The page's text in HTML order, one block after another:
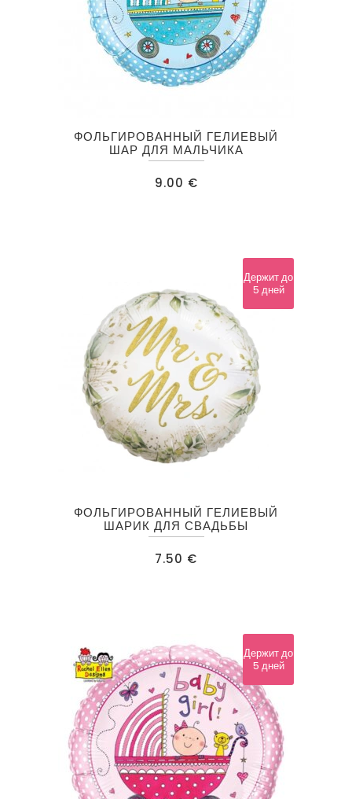
ФОЛЬГИРОВАННЫЙ ГЕЛИЕВЫЙ
ШАР ДЛЯ МАЛЬЧИКА
9.00 €
ФОЛЬГИРОВАННЫЙ ГЕЛИЕВЫЙ
ШАРИК ДЛЯ СВАДЬБЫ
7.50 €
Держит до
5 дней
Держит до
5 дней